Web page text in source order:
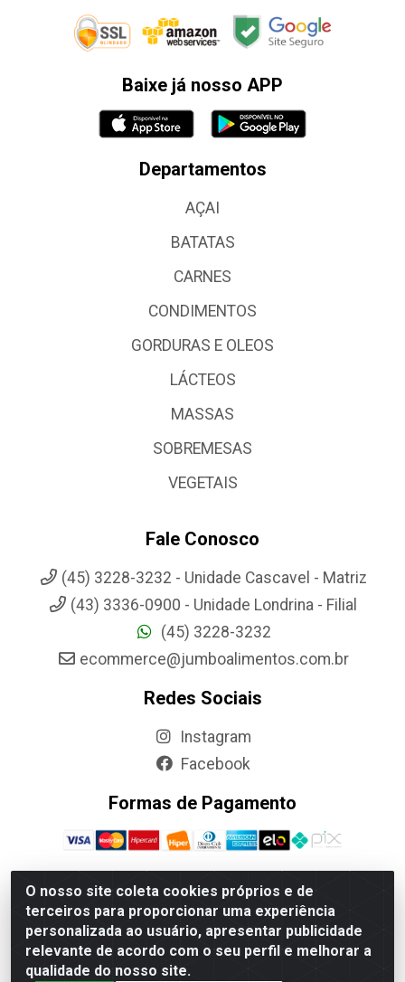
O nosso site coleta cookies próprios e de
terceiros para proporcionar uma experiência
personalizada ao usuário, apresentar publicidade
relevante de acordo com o seu perfil e melhorar a
qualidade do nosso site.
Baixe já nosso APP
Departamentos
AÇAI
BATATAS
CARNES
CONDIMENTOS
GORDURAS E OLEOS
LÁCTEOS
MASSAS
SOBREMESAS
VEGETAIS
Fale Conosco
(45) 3228-3232 - Unidade Cascavel - Matriz
(43) 3336-0900 - Unidade Londrina - Filial
(45) 3228-3232
ecommerce@jumboalimentos.com.br
Redes Sociais
Instagram
Facebook
Formas de Pagamento
Jumbo Alimentos Cascavel - Matriz - Rua Itatiba Do Sul, 161 -
Santos Dumont, Cascavel-PR - CEP 85804-700- CNPJ
85.522.043/0001-90